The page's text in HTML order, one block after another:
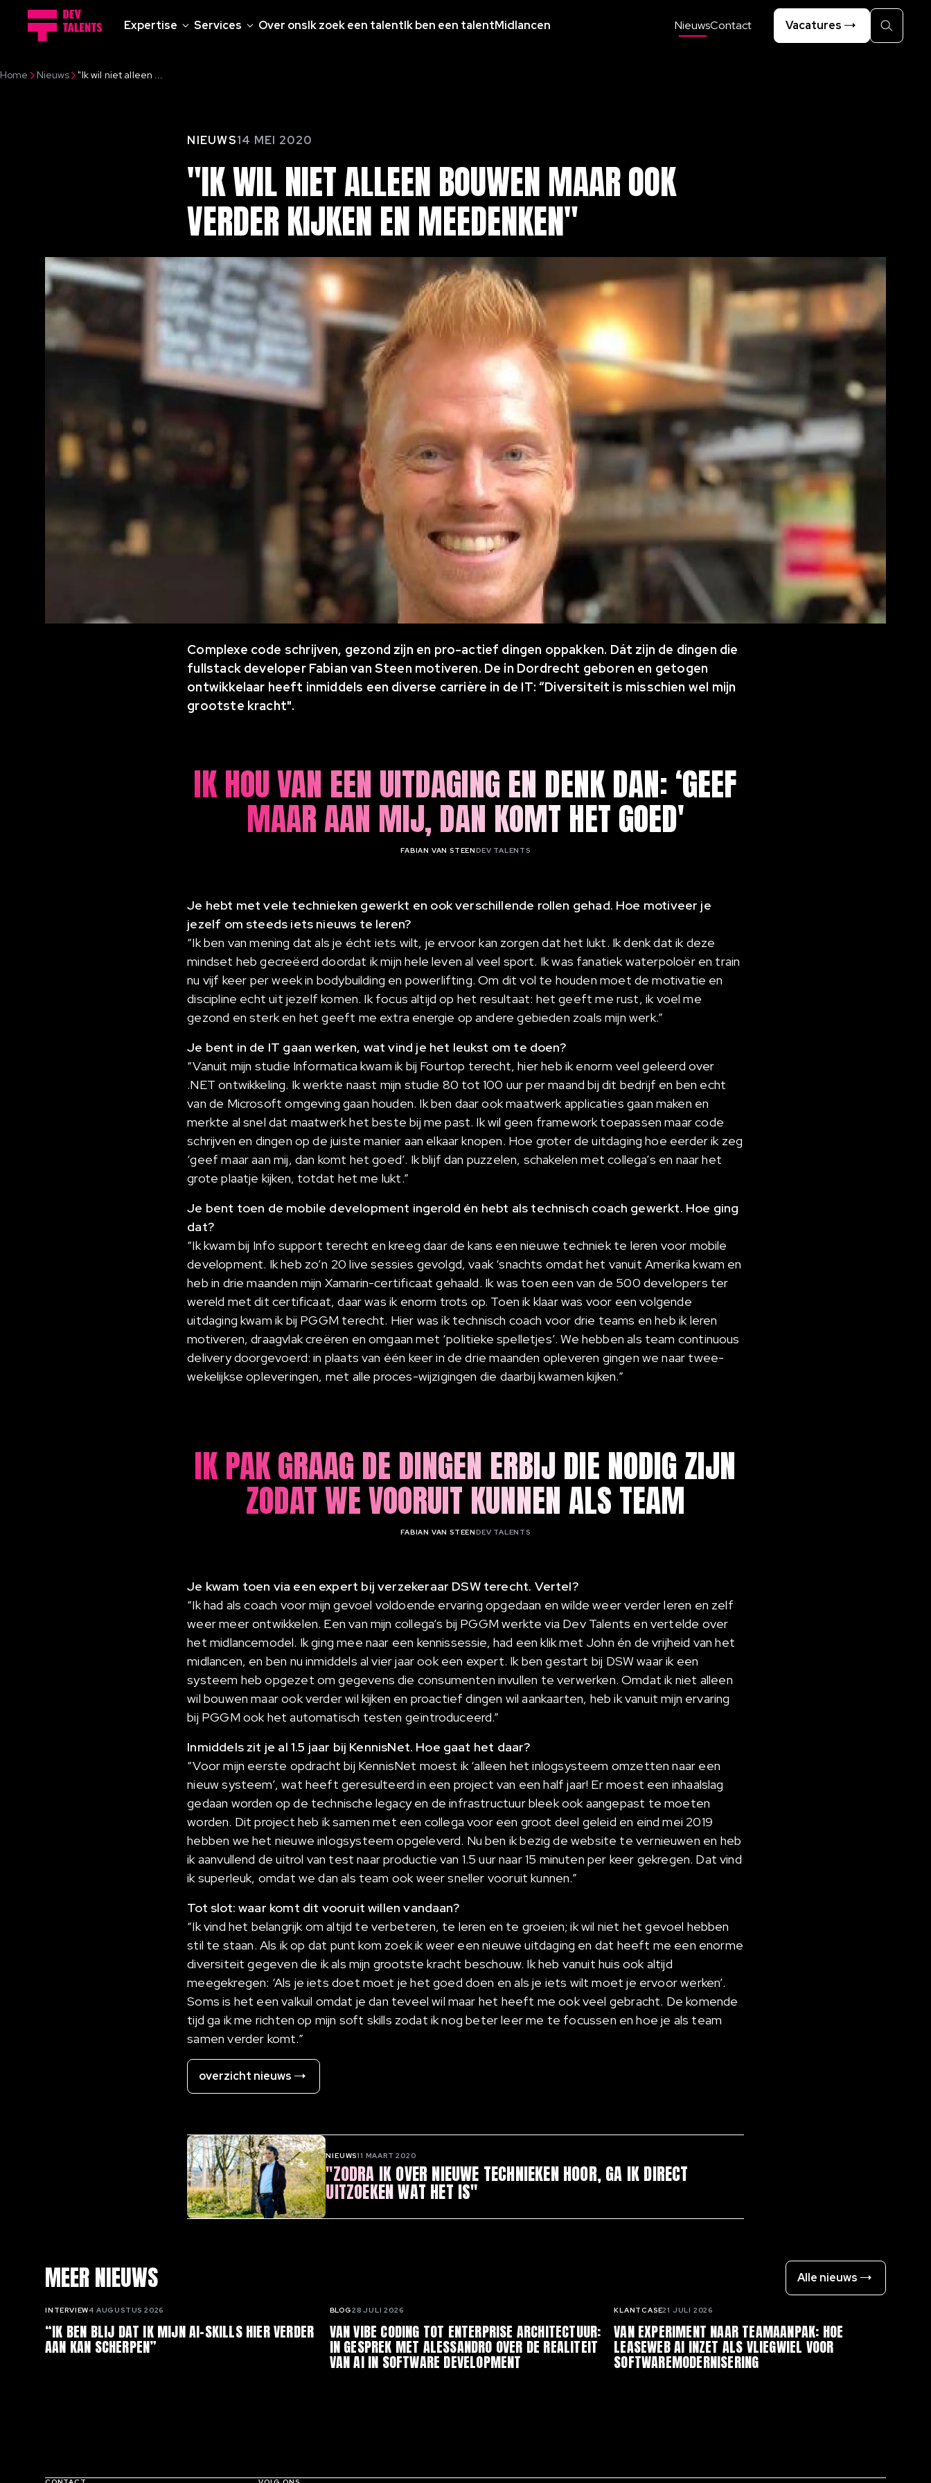
Vacatures
Zoeken
Expertise Services Over onsIk zoek een talentIk ben een talentMidlancen NieuwsContact
Home Nieuws "Ik wil niet alleen ...
"IKWILNIETALLEENBOUWENMAAROOK
VERDERKIJKENENMEEDENKEN"
NIEUWS14 MEI 2020
Complexe code schrijven, gezond zijn en pro-actief dingen oppakken. Dát zijn de dingen die
fullstack developer Fabian van Steen motiveren. De in Dordrecht geboren en getogen
ontwikkelaar heeft inmiddels een diverse carrière in de IT: “Diversiteit is misschien wel mijn
grootste kracht".
IK HOU VAN EEN UITDAGING EN DENK DAN: ‘GEEF
MAAR AAN MIJ, DAN KOMT HET GOED'
FABIAN VAN STEENDEV TALENTS
Je hebt met vele technieken gewerkt en ook verschillende rollen gehad. Hoe motiveer je
jezelf om steeds iets nieuws te leren?
“Ik ben van mening dat als je écht iets wilt, je ervoor kan zorgen dat het lukt. Ik denk dat ik deze
mindset heb gecreëerd doordat ik mijn hele leven al veel sport. Ik was fanatiek waterpoloër en train
nu vijf keer per week in bodybuilding en powerlifting. Om dit vol te houden moet de motivatie en
discipline echt uit jezelf komen. Ik focus altijd op het resultaat: het geeft me rust, ik voel me
gezond en sterk en het geeft me extra energie op andere gebieden zoals mijn werk.”
Je bent in de IT gaan werken, wat vind je het leukst om te doen?
“Vanuit mijn studie Informatica kwam ik bij Fourtop terecht, hier heb ik enorm veel geleerd over
.NET ontwikkeling. Ik werkte naast mijn studie 80 tot 100 uur per maand bij dit bedrijf en ben echt
van de Microsoft omgeving gaan houden. Ik ben daar ook maatwerk applicaties gaan maken en
merkte al snel dat maatwerk het beste bij me past. Ik wil geen framework toepassen maar code
schrijven en dingen op de juiste manier aan elkaar knopen. Hoe groter de uitdaging hoe eerder ik zeg
‘geef maar aan mij, dan komt het goed’. Ik blijf dan puzzelen, schakelen met collega’s en naar het
grote plaatje kijken, totdat het me lukt.”
Je bent toen de mobile development ingerold én hebt als technisch coach gewerkt. Hoe ging
dat?
“Ik kwam bij Info support terecht en kreeg daar de kans een nieuwe techniek te leren voor mobile
development. Ik heb zo’n 20 live sessies gevolgd, vaak ‘snachts omdat het vanuit Amerika kwam en
heb in drie maanden mijn Xamarin-certificaat gehaald. Ik was toen een van de 500 developers ter
wereld met dit certificaat, daar was ik enorm trots op. Toen ik klaar was voor een volgende
uitdaging kwam ik bij PGGM terecht. Hier was ik technisch coach voor drie teams en heb ik leren
motiveren, draagvlak creëren en omgaan met ‘politieke spelletjes’. We hebben als team continuous
delivery doorgevoerd: in plaats van één keer in de drie maanden opleveren gingen we naar twee-
wekelijkse opleveringen, met alle proces-wijzigingen die daarbij kwamen kijken.”
IK PAK GRAAG DE DINGEN ERBIJ DIE NODIG ZIJN
ZODAT WE VOORUIT KUNNEN ALS TEAM
FABIAN VAN STEENDEV TALENTS
Je kwam toen via een expert bij verzekeraar DSW terecht. Vertel?
“Ik had als coach voor mijn gevoel voldoende ervaring opgedaan en wilde weer verder leren en zelf
weer meer ontwikkelen. Een van mijn collega’s bij PGGM werkte via Dev Talents en vertelde over
het midlancemodel. Ik ging mee naar een kennissessie, had een klik met John én de vrijheid van het
midlancen, en ben nu inmiddels al vier jaar ook een expert. Ik ben gestart bij DSW waar ik een
systeem heb opgezet om gegevens die consumenten invullen te verwerken. Omdat ik niet alleen
wil bouwen maar ook verder wil kijken en proactief dingen wil aankaarten, heb ik vanuit mijn ervaring
bij PGGM ook het automatisch testen geïntroduceerd.”
Inmiddels zit je al 1.5 jaar bij KennisNet. Hoe gaat het daar?
“Voor mijn eerste opdracht bij KennisNet moest ik ‘alleen het inlogsysteem omzetten naar een
nieuw systeem’, wat heeft geresulteerd in een project van een half jaar! Er moest een inhaalslag
gedaan worden op de technische legacy en de infrastructuur bleek ook aangepast te moeten
worden. Dit project heb ik samen met een collega voor een groot deel geleid en eind mei 2019
hebben we het nieuwe inlogsysteem opgeleverd. Nu ben ik bezig de website te vernieuwen en heb
ik aanvullend de uitrol van test naar productie van 1.5 uur naar 15 minuten per keer gekregen. Dat vind
ik superleuk, omdat we dan als team ook weer sneller vooruit kunnen.”
Tot slot: waar komt dit vooruit willen vandaan?
“Ik vind het belangrijk om altijd te verbeteren, te leren en te groeien; ik wil niet het gevoel hebben
stil te staan. Als ik op dat punt kom zoek ik weer een nieuwe uitdaging en dat heeft me een enorme
diversiteit gegeven die ik als mijn grootste kracht beschouw. Ik heb vanuit huis ook altijd
meegekregen: ‘Als je iets doet moet je het goed doen en als je iets wilt moet je ervoor werken’.
Soms is het een valkuil omdat je dan teveel wil maar het heeft me ook veel gebracht. De komende
tijd ga ik me richten op mijn soft skills zodat ik nog beter leer me te focussen en hoe je als team
samen verder komt.”
overzicht nieuws
"ZODRA IK OVER NIEUWE TECHNIEKEN HOOR, GA IK DIRECT
UITZOEKEN WAT HET IS"
NIEUWS11 MAART 2020
MEER NIEUWS Alle nieuws
“IK BEN BLIJ DAT IK MIJN AI-SKILLS HIER VERDER
AAN KAN SCHERPEN”
INTERVIEW4 AUGUSTUS 2026
VAN VIBE CODING TOT ENTERPRISE ARCHITECTUUR:
IN GESPREK MET ALESSANDRO OVER DE REALITEIT
VAN AI IN SOFTWARE DEVELOPMENT
BLOG28 JULI 2026
VAN EXPERIMENT NAAR TEAMAANPAK: HOE
LEASEWEB AI INZET ALS VLIEGWIEL VOOR
SOFTWAREMODERNISERING
KLANTCASE21 JULI 2026